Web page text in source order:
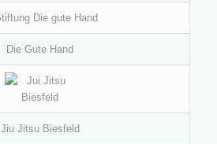
Die Gute Hand
Jiu Jitsu Biesfeld